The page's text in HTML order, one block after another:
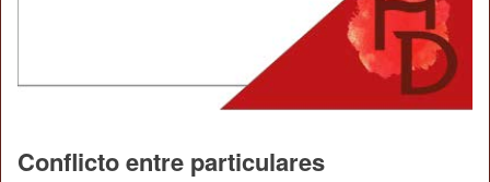
Conflicto entre particulares